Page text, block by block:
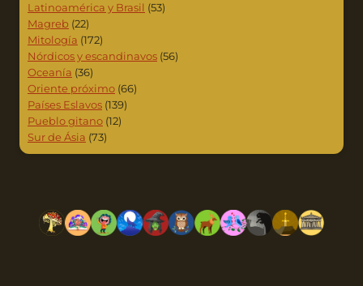
Latinoamérica y Brasil (53)
Magreb (22)
Mitología (172)
Nórdicos y escandinavos (56)
Oceanía (36)
Oriente próximo (66)
Países Eslavos (139)
Pueblo gitano (12)
Sur de Ásia (73)